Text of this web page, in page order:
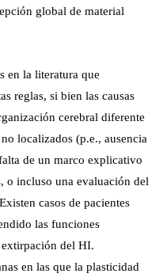
global de material
en la literatura que
reglas, si bien las causas
cerebral diferente
localizados (p.e., ausencia
de un marco explicativo
o incluso una evaluación del
casos de pacientes
las funciones
extirpación del HI.
en las que la plasticidad